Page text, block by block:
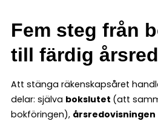
Fem steg från
till färdig
Att stänga räkenskapsåret
delar: själva bokslutet (att
bokföringen), årsredovisningen